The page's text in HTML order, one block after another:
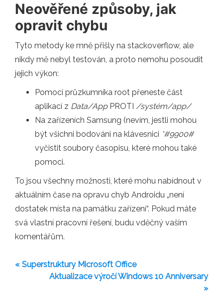
Neověřené způsoby, jak
opravit chybu
Tyto metody ke mně přišly na stackoverflow, ale
nikdy mě nebyl testován, a proto nemohu posoudit
jejich výkon:
Pomocí průzkumníka root přeneste část
aplikací z Data/AppPROTI /systém/app/
Na zařízeních Samsung (nevím, jestli mohou
být všichni bodováni na klávesnici *#9900#
vyčistit soubory časopisu, které mohou také
pomoci.
To jsou všechny možnosti, které mohu nabídnout v
aktuálním čase na opravu chyb Androidu „není
dostatek místa na památku zařízení“. Pokud máte
svá vlastní pracovní řešení, budu vděčný vašim
komentářům.
« Superstruktury Microsoft Office
Aktualizace výročí Windows 10 Anniversary
»